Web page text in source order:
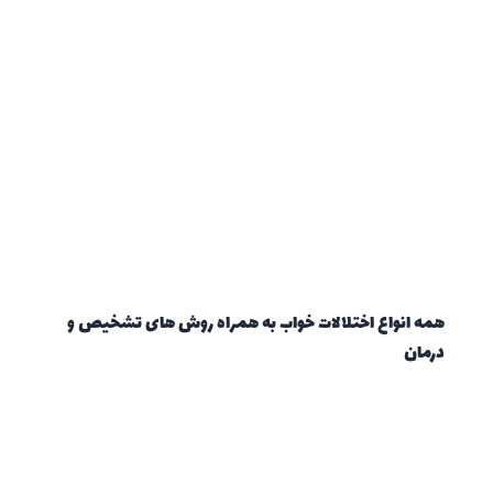
همه انواع اختلالات خواب به همراه روش های تشخیص و
درمان